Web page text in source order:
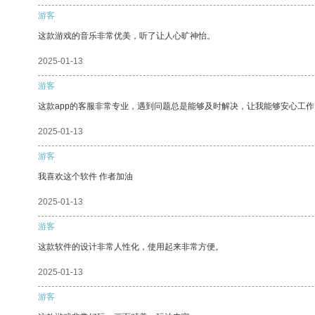
游客
这款游戏的音乐非常优美，听了让人心旷神怡。
2025-01-13
游客
这款app的客服非常专业，遇到问题总是能够及时解决，让我能够安心工
2025-01-13
游客
我喜欢这个软件 作者加油
2025-01-13
游客
这款软件的设计非常人性化，使用起来非常方便。
2025-01-13
游客